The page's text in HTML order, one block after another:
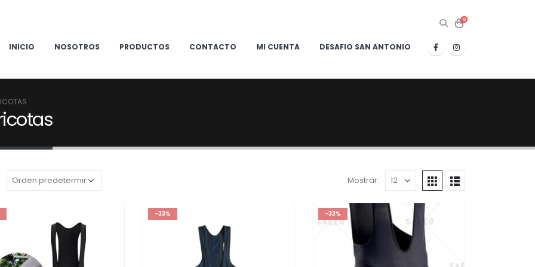
0
INICIO NOSOTROS PRODUCTOS CONTACTO MI CUENTA DESAFIO SAN ANTONIO
Mostrar:
-33% -33%